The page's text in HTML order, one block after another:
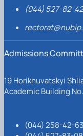
(044) 527-82-42
Admissions
19 Horikhuvatskyi
Academic Building No.
(044) 258-42-63